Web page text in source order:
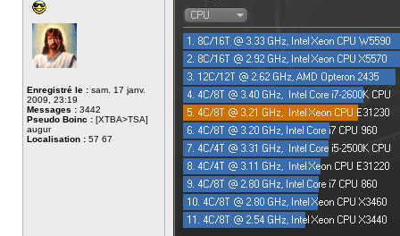
Enregistré le : sam. 17 janv.
2009, 23:19
Messages : 3442
Pseudo Boinc : [XTBA>TSA]
augur
Localisation : 57 67